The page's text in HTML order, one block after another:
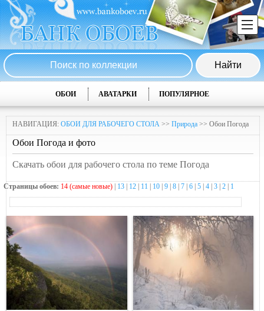
ОБОИ АВАТАРКИ ПОПУЛЯРНОЕ
НАВИГАЦИЯ: ОБОИ ДЛЯ РАБОЧЕГО СТОЛА >> Природа >> Обои Погода
Обои Погода и фото
Скачать обои для рабочего стола по теме Погода
Страницы обоев: 14 (самые новые) 13 12 11 10 9 8 7 6 5 4 3 2 1